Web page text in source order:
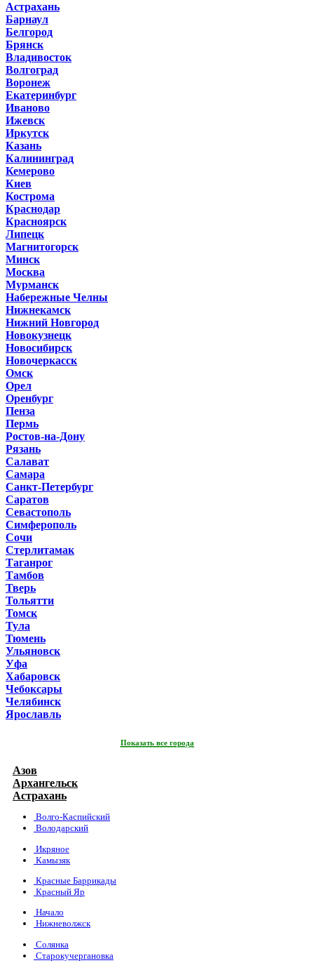
Астрахань
Барнаул
Белгород
Брянск
Владивосток
Волгоград
Воронеж
Екатеринбург
Иваново
Ижевск
Иркутск
Казань
Калининград
Кемерово
Киев
Кострома
Краснодар
Красноярск
Липецк
Магнитогорск
Минск
Москва
Мурманск
Набережные Челны
Нижнекамск
Нижний Новгород
Новокузнецк
Новосибирск
Новочеркасск
Омск
Орел
Оренбург
Пенза
Пермь
Ростов-на-Дону
Рязань
Салават
Самара
Санкт-Петербург
Саратов
Севастополь
Симферополь
Сочи
Стерлитамак
Таганрог
Тамбов
Тверь
Тольятти
Томск
Тула
Тюмень
Ульяновск
Уфа
Хабаровск
Чебоксары
Челябинск
Ярославль
Показать все города
Азов
Архангельск
Астрахань
Волго-Каспийский
Володарский
Икряное
Камызяк
Красные Баррикады
Красный Яр
Начало
Нижневолжск
Солянка
Старокучергановка